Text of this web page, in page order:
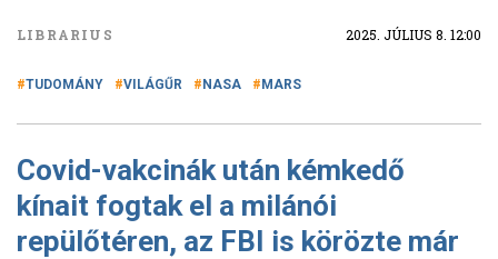
LIBRARIUS 2025. JÚLIUS 8. 12:00
TUDOMÁNY VILÁGŰR NASA MARS
Covid-vakcinák után kémkedő
kínait fogtak el a milánói
repülőtéren, az FBI is körözte már